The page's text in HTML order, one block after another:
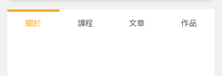
關於 課程 文章 作品